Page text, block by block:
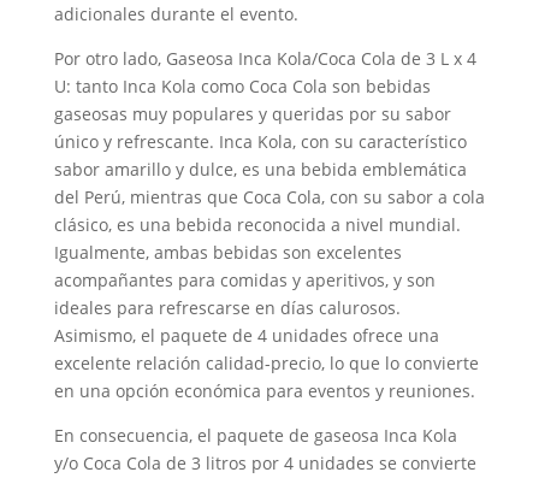
adicionales durante el evento.
Por otro lado, Gaseosa Inca Kola/Coca Cola de 3 L x 4
U: tanto Inca Kola como Coca Cola son bebidas
gaseosas muy populares y queridas por su sabor
único y refrescante. Inca Kola, con su característico
sabor amarillo y dulce, es una bebida emblemática
del Perú, mientras que Coca Cola, con su sabor a cola
clásico, es una bebida reconocida a nivel mundial.
Igualmente, ambas bebidas son excelentes
acompañantes para comidas y aperitivos, y son
ideales para refrescarse en días calurosos.
Asimismo, el paquete de 4 unidades ofrece una
excelente relación calidad-precio, lo que lo convierte
en una opción económica para eventos y reuniones.
En consecuencia, el paquete de gaseosa Inca Kola
y/o Coca Cola de 3 litros por 4 unidades se convierte